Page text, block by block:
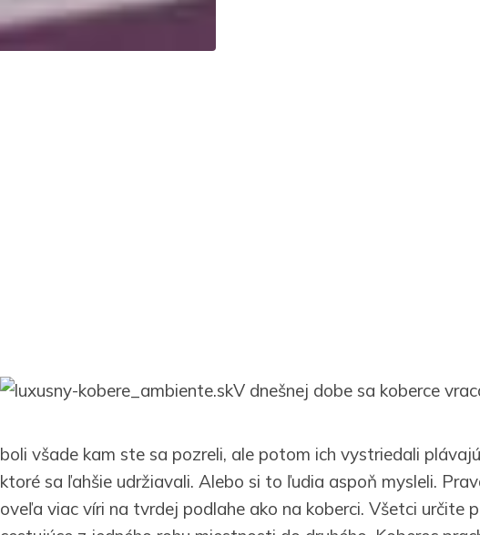
V dnešnej dobe sa koberce
boli všade kam ste sa pozreli, ale potom ich vystriedali
ktoré sa ľahšie udržiavali. Alebo si to ľudia aspoň mysleli.
oveľa viac víri na tvrdej podlahe ako na koberci. Všetci určite